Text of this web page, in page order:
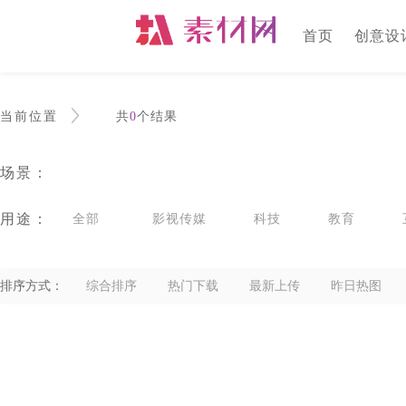
首页 创意设
当前位置 共0个结果
场景：
用途： 全部 影视传媒 科技 教育
排序方式： 综合排序 热门下载 最新上传 昨日热图